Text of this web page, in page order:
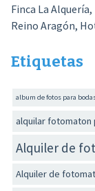
Finca La
Reino Aragón,
Etiquetas
album de fotos para
alquilar fotomaton
Alquiler de
Alquiler de